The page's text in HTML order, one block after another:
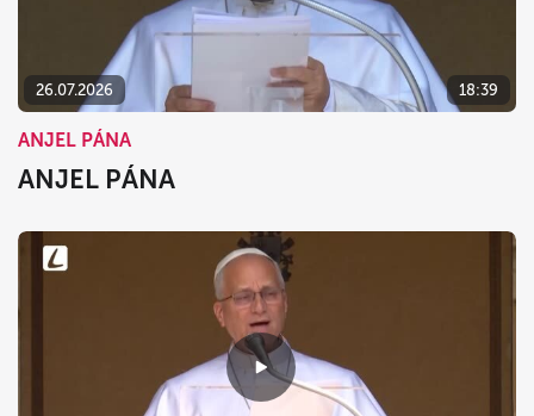
26.07.2026 18:39
ANJEL PÁNA
ANJEL PÁNA